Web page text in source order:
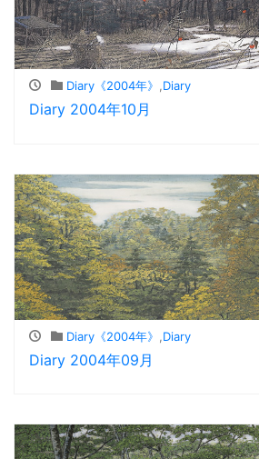
Diary《2004年》 Diary
Diary 2004年10月
Diary《2004年》 Diary
Diary 2004年09月